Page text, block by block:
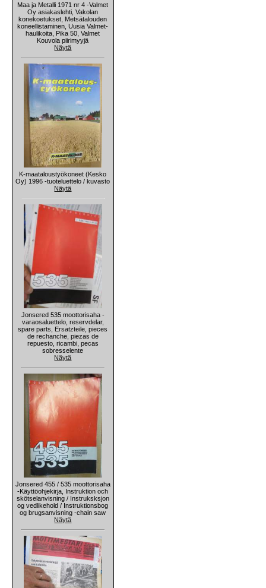
Maa ja Metalli 1971 nr 4 -Valmet
Oy asiakaslehti, Vakolan
konekoetukset, Metsätalouden
koneellistaminen, Uusia Valmet-
haulikoita, Pika 50, Valmet
Kouvola piirimyyjä
Näytä
K-maataloustyökoneet (Kesko
Oy) 1996 -tuoteluettelo / kuvasto
Näytä
Jonsered 535 moottorisaha -
varaosaluettelo, reservdelar,
spare parts, Ersatzteile, pieces
de rechanche, piezas de
repuesto, ricambi, pecas
sobresselente
Näytä
Jonsered 455 / 535 moottorisaha
-Käyttöohjekirja, Instruktion och
skötselanvisning / Instruksksjon
og vedlikehold / Instruktionsbog
og brugsanvisning -chain saw
Näytä